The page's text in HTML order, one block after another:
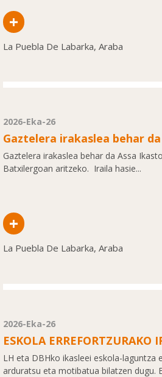
+
La Puebla De Labarka, Araba
2026-Eka-26
Gaztelera irakaslea behar
Gaztelera irakaslea behar da Assa
Batxilergoan aritzeko. Iraila hasie...
+
La Puebla De Labarka, Araba
2026-Eka-26
ESKOLA ERREFORTZURAKO
LH eta DBHko ikasleei eskola-laguntza
arduratsu eta motibatua bilatzen dugu.